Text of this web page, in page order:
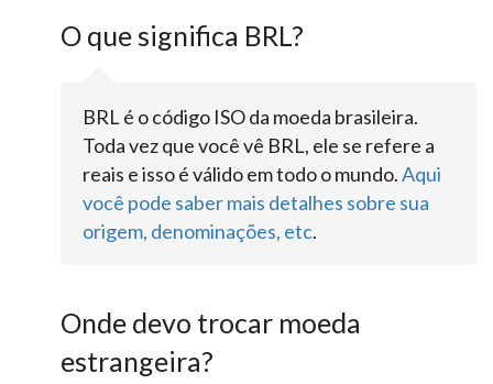
O que significa BRL?
BRL é o código ISO da moeda brasileira.
Toda vez que você vê BRL, ele se refere a
reais e isso é válido em todo o mundo.Aqui
você pode saber mais detalhes sobre sua
origem, denominações, etc.
Onde devo trocar moeda
estrangeira?